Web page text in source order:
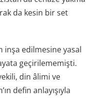
da kesin bir set
inşa edilmesine yasal
geçirilememişti.
din âlimi ve
defin anlayışıyla